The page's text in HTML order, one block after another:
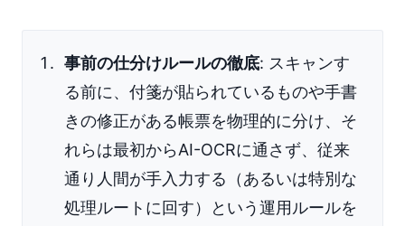
事前の仕分けルールの徹底: スキャンす
る前に、付箋が貼られているものや手書
きの修正がある帳票を物理的に分け、そ
れらは最初からAI-OCRに通さず、従来
通り人間が手入力する（あるいは特別な
処理ルートに回す）という運用ルールを